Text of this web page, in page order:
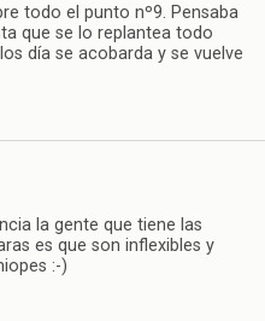
todo el punto nº9. Pensaba
que se lo replantea todo
día se acobarda y se vuelve
la gente que tiene las
es que son inflexibles y
:-)